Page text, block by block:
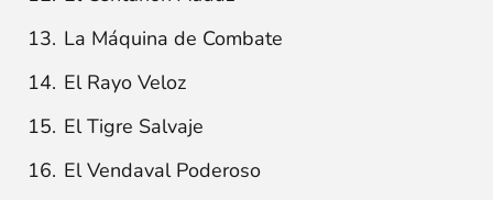
La Máquina de Combate
El Rayo Veloz
El Tigre Salvaje
El Vendaval Poderoso